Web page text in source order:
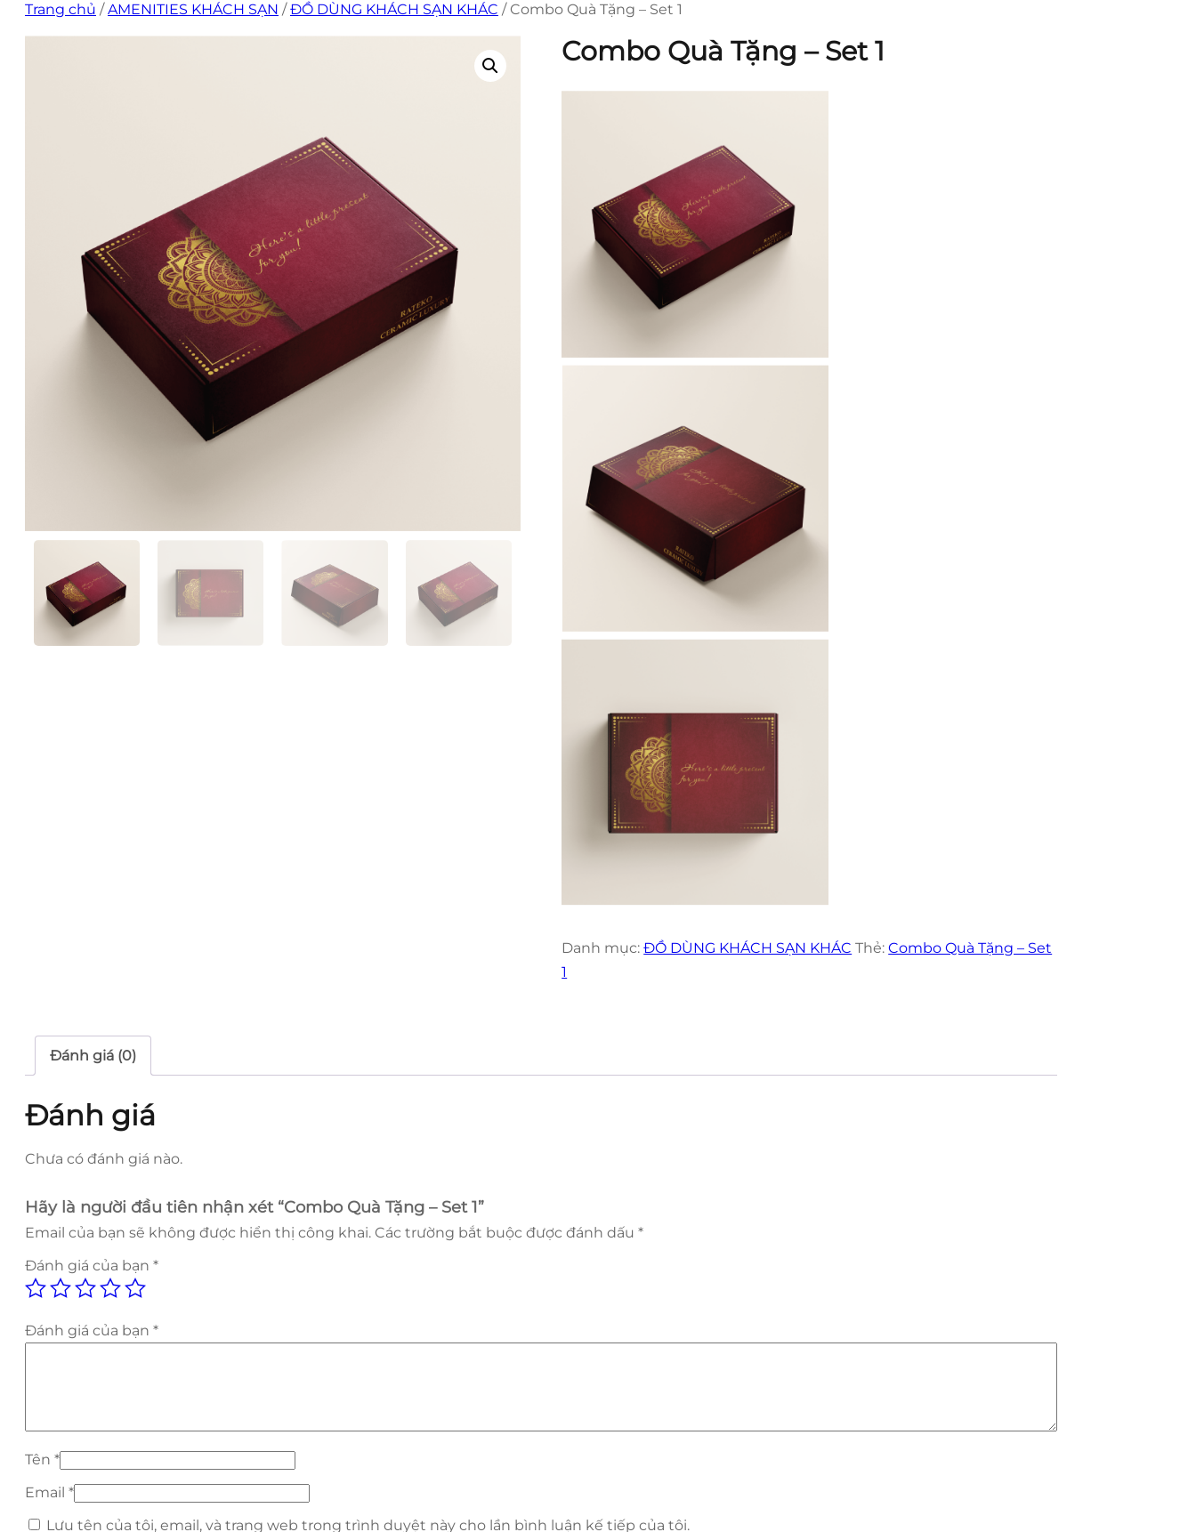
Trang chủ /AMENITIES KHÁCH SẠN /ĐỒ DÙNG KHÁCH SẠN KHÁC / Combo Quà Tặng – Set 1
Combo Quà Tặng – Set 1
Danh mục:ĐỒ DÙNG KHÁCH SẠN KHÁC Thẻ:Combo Quà Tặng – Set
1
Đánh giá (0)
Đánh giá
Chưa có đánh giá nào.
Hãy là người đầu tiên nhận xét “Combo Quà Tặng – Set 1”
Email của bạn sẽ không được hiển thị công khai. Các trường bắt buộc được đánh dấu *
Đánh giá của bạn *
Đánh giá của bạn *
Tên *
Email *
Lưu tên của tôi, email, và trang web trong trình duyệt này cho lần bình luận kế tiếp của tôi.